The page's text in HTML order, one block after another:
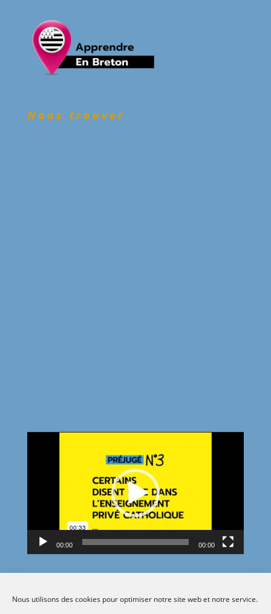
Nous utilisons des cookies pour optimiser notre site web et notre service.
Nous trouver
00:00 00:00